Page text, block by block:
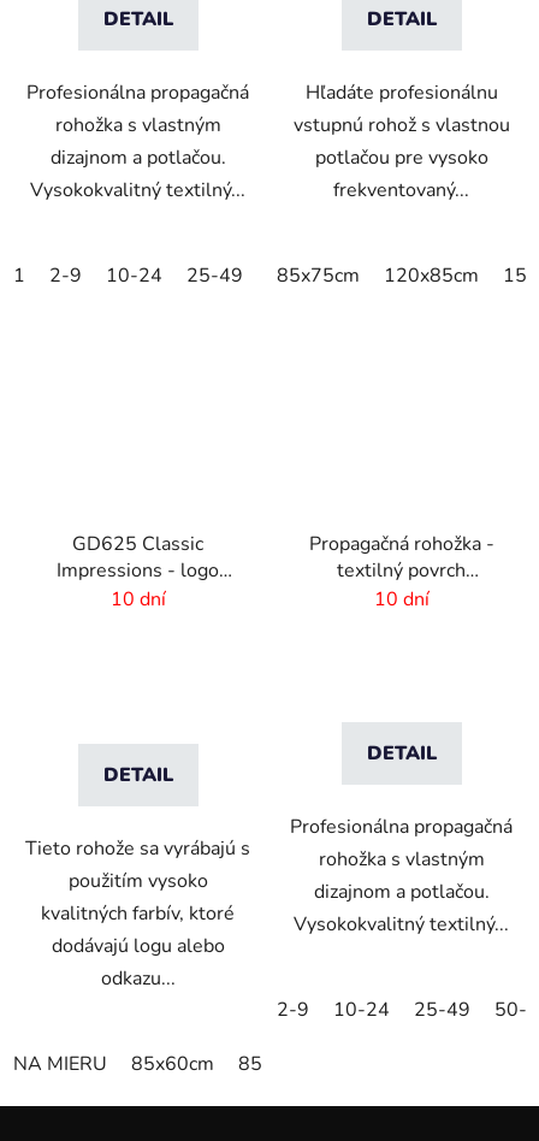
DETAIL
Profesionálna propagačná
rohožka s vlastným
dizajnom a potlačou.
Vysokokvalitný textilný...
1 2-9 10-24 25-49 50-99 100-249 250-499
DETAIL
Hľadáte profesionálnu
vstupnú rohož s vlastnou
potlačou pre vysoko
frekventovaný...
85x75cm 120x85cm
GD625 Classic
Impressions - logo
rohož s HD potlačou - 6
10 dní
DETAIL
Tieto rohože sa vyrábajú s
použitím vysoko
kvalitných farbív, ktoré
dodávajú logu alebo
odkazu...
NA MIERU 85x60cm 85x75cm
Propagačná rohožka -
textilný povrch
-60x40cm
10 dní
DETAIL
Profesionálna propagačná
rohožka s vlastným
dizajnom a potlačou.
Vysokokvalitný textilný...
2-9 10-24 25-49 50-